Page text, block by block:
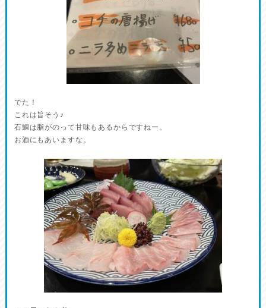
でた！
これは旨そう♪
石鯛は脂がのって甘味もあるからですねー。
お酒にもあいますな。